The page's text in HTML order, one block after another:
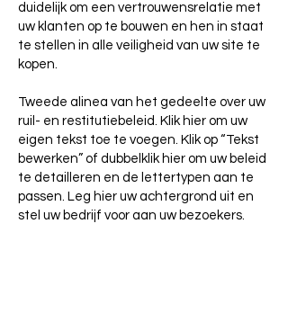
duidelijk om een vertrouwensrelatie met
uw klanten op te bouwen en hen in staat
te stellen in alle veiligheid van uw site te
kopen.
Tweede alinea van het gedeelte over uw
ruil- en restitutiebeleid. Klik hier om uw
eigen tekst toe te voegen. Klik op “Tekst
bewerken” of dubbelklik hier om uw beleid
te detailleren en de lettertypen aan te
passen. Leg hier uw achtergrond uit en
stel uw bedrijf voor aan uw bezoekers.